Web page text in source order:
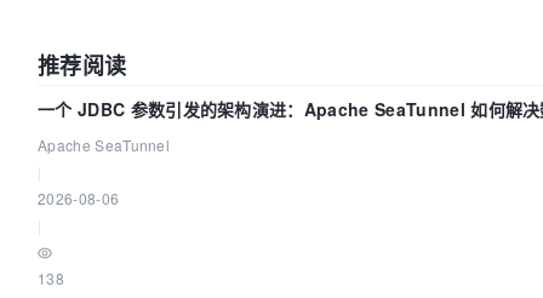
推荐阅读
一个 JDBC 参数引发的架构演进：Apache SeaTunnel 如何解
难题
Apache SeaTunnel
2026-08-06
138